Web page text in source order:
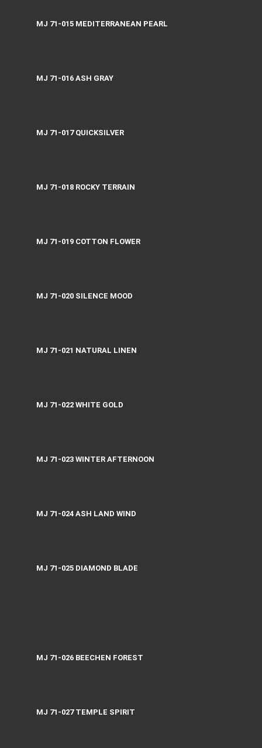
MJ 71-015 MEDITERRANEAN PEARL
MJ 71-016 ASH GRAY
MJ 71-017 QUICKSILVER
MJ 71-018 ROCKY TERRAIN
MJ 71-019 COTTON FLOWER
MJ 71-020 SILENCE MOOD
MJ 71-021 NATURAL LINEN
MJ 71-022 WHITE GOLD
MJ 71-023 WINTER AFTERNOON
MJ 71-024 ASH LAND WIND
MJ 71-025 DIAMOND BLADE
MJ 71-026 BEECHEN FOREST
MJ 71-027 TEMPLE SPIRIT